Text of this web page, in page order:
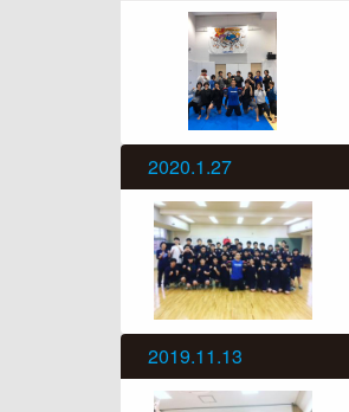
2020.1.27
2019.11.13